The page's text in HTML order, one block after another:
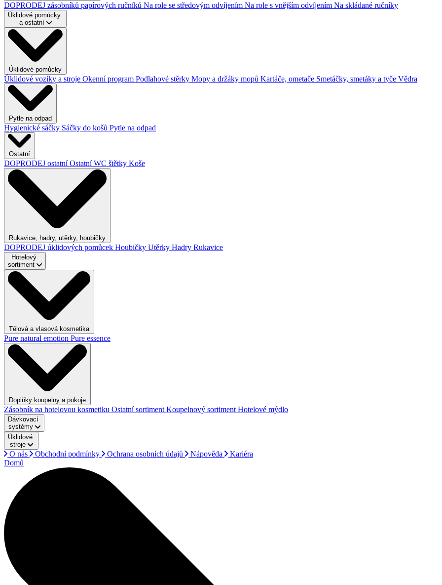
DOPRODEJ zásobníků papírových ručníků Na role se středovým odvíjením Na role s vnějším odvíjením Na skládané ručníky
Úklidové pomůcky
a ostatní
Úklidové pomůcky
Úklidové vozíky a stroje Okenní program Podlahové stěrky Mopy a držáky mopů Kartáče, ometače Smetáčky, smetáky a tyče Vědra
Pytle na odpad
Hygienické sáčky Sáčky do košů Pytle na odpad
Ostatní
DOPRODEJ ostatníOstatníWC štětky Koše
Rukavice, hadry, utěrky, houbičky
DOPRODEJ úklidových pomůcek Houbičky Utěrky Hadry Rukavice
Hotelový
sortiment
Tělová a vlasová kosmetika
Pure natural emotion Pure essence
Doplňky koupelny a pokoje
Zásobník na hotelovou kosmetiku Ostatní sortiment Koupelnový sortiment Hotelové mýdlo
Dávkovací
systémy
Úklidové
stroje
O nás Obchodní podmínky Ochrana osobních údajů Nápověda
Kariéra
Domů